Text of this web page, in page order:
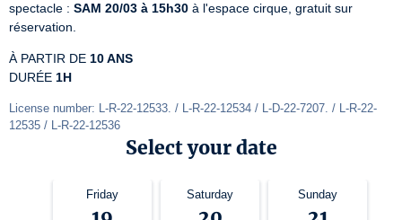
spectacle : SAM 20/03 à 15h30 à l'espace cirque, gratuit sur
réservation.
À PARTIR DE 10 ANS
DURÉE 1H
License number: L-R-22-12533. / L-R-22-12534 / L-D-22-7207. / L-R-22-
12535 / L-R-22-12536
Select your date
Friday Saturday Sunday